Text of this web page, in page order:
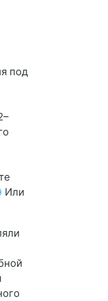
под
Или